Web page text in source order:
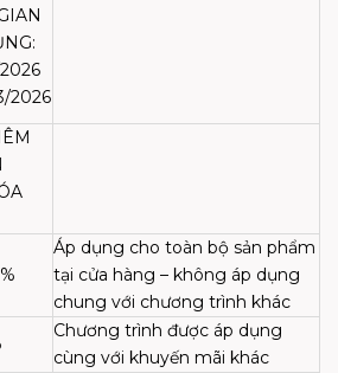
2026
Áp dụng cho toàn bộ sản phẩm
tại cửa hàng – không áp dụng
chung với chương trình khác
Chương trình được áp dụng
cùng với khuyến mãi khác